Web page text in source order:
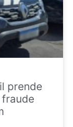
prende